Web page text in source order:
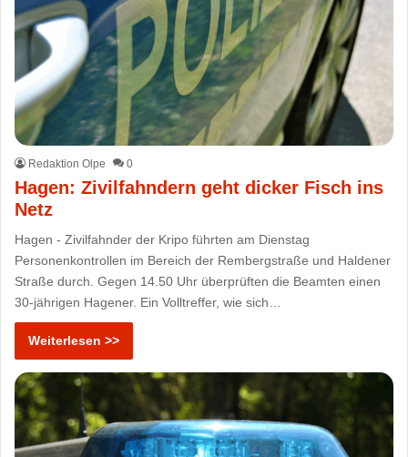
Redaktion Olpe 0
Hagen: Zivilfahndern geht dicker Fisch ins
Netz
Hagen - Zivilfahnder der Kripo führten am Dienstag
Personenkontrollen im Bereich der Rembergstraße und Haldener
Straße durch. Gegen 14.50 Uhr überprüften die Beamten einen
30-jährigen Hagener. Ein Volltreffer, wie sich…
Weiterlesen >>